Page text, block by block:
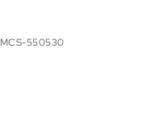
MCS-550530